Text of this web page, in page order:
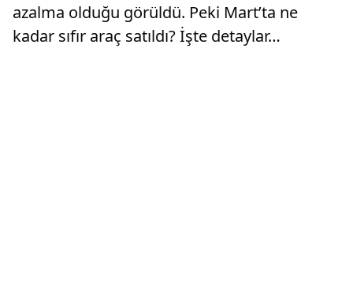
azalma olduğu görüldü. Peki Mart’ta ne
kadar sıfır araç satıldı? İşte detaylar…